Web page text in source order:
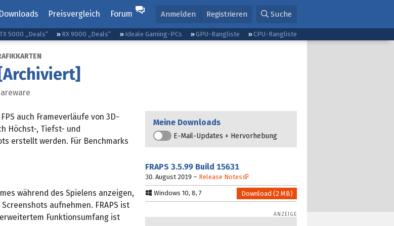
Downloads Preisvergleich Forum Anmelden Registrieren Suche
5000 „Deals“ RX 9000 „Deals“ Ideale Gaming-PCs GPU-Rangliste CPU-Rangliste
auch Frameverläufe von 3D-
Höchst-, Tiefst- und
erstellt werden. Für Benchmarks
während des Spielens anzeigen,
aufnehmen. FRAPS ist
Funktionsumfang ist
Meine Downloads
E-Mail-Updates + Hervorhebung
FRAPS 3.5.99 Build 15631
30. August 2019 – Release Notes
Windows 10, 8, 7 Download (2 MB)